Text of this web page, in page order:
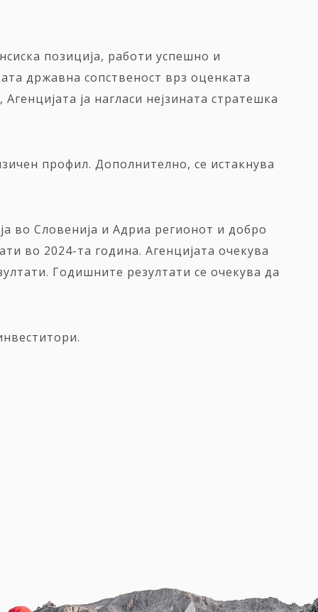
позиција, работи успешно и
државна сопственост врз оценката
ја нагласи нејзината стратешка
профил. Дополнително, се истакнува
во Словенија и Адриа регионот и добро
во 2024-та година. Агенцијата очекува
Годишните резултати се очекува да